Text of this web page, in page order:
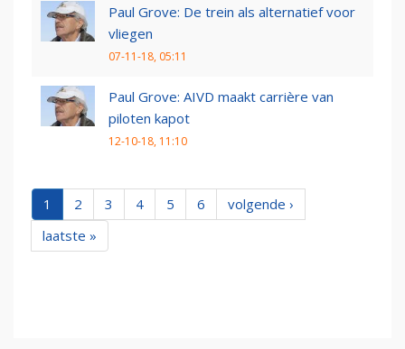
Paul Grove: De trein als alternatief voor
vliegen
07-11-18, 05:11
Paul Grove: AIVD maakt carrière van
piloten kapot
12-10-18, 11:10
1 2 3 4 5 6
volgende ›
laatste »